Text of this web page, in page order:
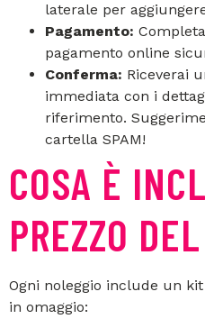
laterale per
Pagamento:
pagamento online
Conferma: Riceverai
immediata con i
riferimento.
cartella SPAM!
COSA È
PREZZO
Ogni noleggio include un
in omaggio: